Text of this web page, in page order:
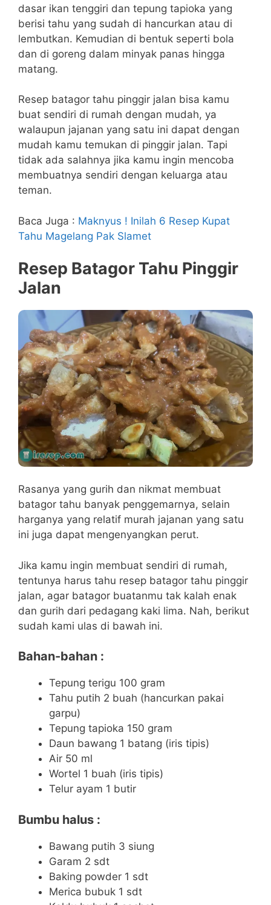
dasar ikan tenggiri dan tepung tapioka yang
berisi tahu yang sudah di hancurkan atau di
lembutkan. Kemudian di bentuk seperti bola
dan di goreng dalam minyak panas hingga
matang.
Resep batagor tahu pinggir jalan bisa kamu
buat sendiri di rumah dengan mudah, ya
walaupun jajanan yang satu ini dapat dengan
mudah kamu temukan di pinggir jalan. Tapi
tidak ada salahnya jika kamu ingin mencoba
membuatnya sendiri dengan keluarga atau
teman.
Baca Juga : Maknyus ! Inilah 6 Resep Kupat
Tahu Magelang Pak Slamet
Resep Batagor Tahu Pinggir
Jalan
Rasanya yang gurih dan nikmat membuat
batagor tahu banyak penggemarnya, selain
harganya yang relatif murah jajanan yang satu
ini juga dapat mengenyangkan perut.
Jika kamu ingin membuat sendiri di rumah,
tentunya harus tahu resep batagor tahu pinggir
jalan, agar batagor buatanmu tak kalah enak
dan gurih dari pedagang kaki lima. Nah, berikut
sudah kami ulas di bawah ini.
Bahan-bahan :
Tepung terigu 100 gram
Tahu putih 2 buah (hancurkan pakai
garpu)
Tepung tapioka 150 gram
Daun bawang 1 batang (iris tipis)
Air 50 ml
Wortel 1 buah (iris tipis)
Telur ayam 1 butir
Bumbu halus :
Bawang putih 3 siung
Garam 2 sdt
Baking powder 1 sdt
Merica bubuk 1 sdt